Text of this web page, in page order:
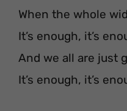
When the whole
It’s enough, it’s
And we all are just
It’s enough, it’s